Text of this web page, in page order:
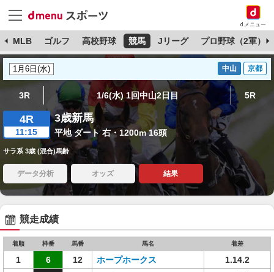
dメニュー
MLB ゴルフ 高校野球 競馬 Jリーグ プロ野球（2軍）
中山 京都
3R 1/6(水) 1回中山2日目 5R
4R
11:15
3歳新馬
平地 ダート 右・1200m 16頭
サラ系 3歳 (混合)馬齢
データ分析 オッズ 結果
競走成績
着順 枠番 馬番 馬名 着差
1 6 12 ホープホークス
1.14.2